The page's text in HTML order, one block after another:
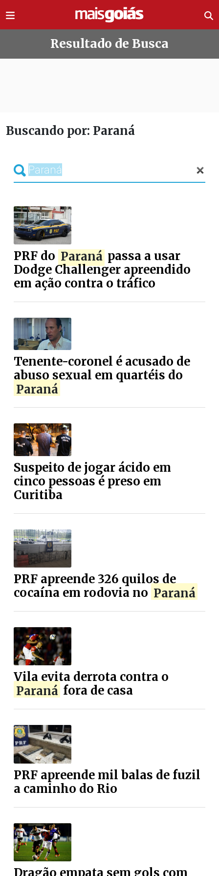
Resultado de Busca
Buscando por: Paraná
PRF do Paraná passa a usar
Dodge Challenger apreendido
em ação contra o tráfico
Tenente-coronel é acusado de
abuso sexual em quartéis do
Paraná
Suspeito de jogar ácido em
cinco pessoas é preso em
Curitiba
PRF apreende 326 quilos de
cocaína em rodovia no Paraná
Vila evita derrota contra o
Paraná fora de casa
PRF apreende mil balas de fuzil
a caminho do Rio
Dragão empata sem gols com